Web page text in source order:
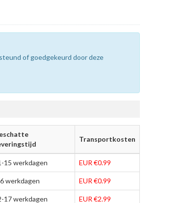
of goedgekeurd door deze
Transportkosten
15 werkdagen EUR €0.99
werkdagen EUR €0.99
17 werkdagen EUR €2.99